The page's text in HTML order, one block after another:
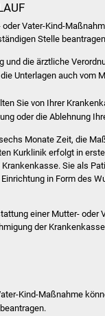
Kolping-
Soziale
Vater-Kind-
Stelle
und die ärztliche
Unterlagen auch vom
Sie von Ihrer
oder die Ablehnung
Monate Zeit, die
Kurklinik erfolgt in
Sie als
in Form des
einer Mutter- oder
der
Kind-Maßnahme